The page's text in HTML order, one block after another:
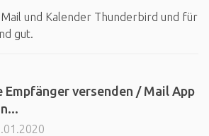
und Kalender Thunderbird und für
gut.
Empfänger versenden / Mail App